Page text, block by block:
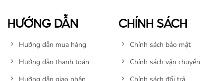
HƯỚNG DẪN
Hướng dẫn mua hàng
Hướng dẫn thanh toán
Hướng dẫn giao nhận
CHÍNH SÁCH
Chính sách bảo mật
Chính sách vận chuyển
Chính sách đổi trả